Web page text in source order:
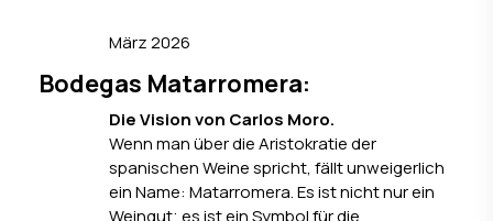
März 2026
Bodegas Matarromera:
Die Vision von Carlos Moro.
Wenn man über die Aristokratie der
spanischen Weine spricht, fällt unweigerlich
ein Name: Matarromera. Es ist nicht nur ein